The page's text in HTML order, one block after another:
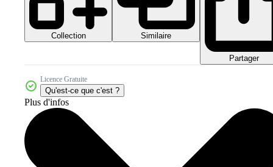
Collection Similaire
Partager
Licence Gratuite
Qu'est-ce que c'est ?
Plus d'infos